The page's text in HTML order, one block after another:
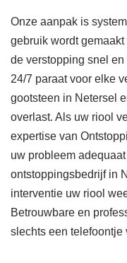
Onze aanpak is
gebruik wordt
de verstopping snel
24/7 paraat voor elke
gootsteen in Netersel
overlast. Als uw riool
expertise van
uw probleem
ontstoppingsbedrijf in
interventie uw riool
Betrouwbare en
slechts een telefoontje